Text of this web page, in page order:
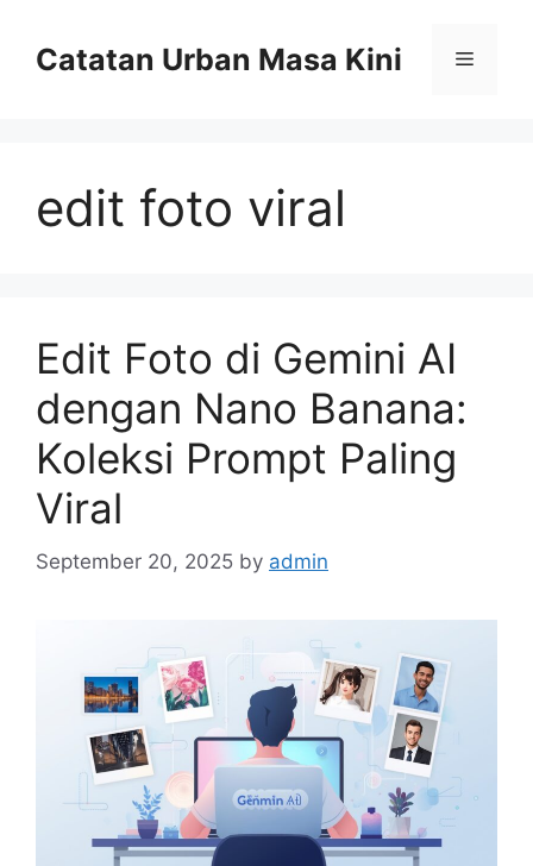
contentCatatan Urban Masa Kini Menu
edit foto viral
Edit Foto di Gemini AI
dengan Nano Banana:
Koleksi Prompt Paling
Viral
September 20, 2025 by admin